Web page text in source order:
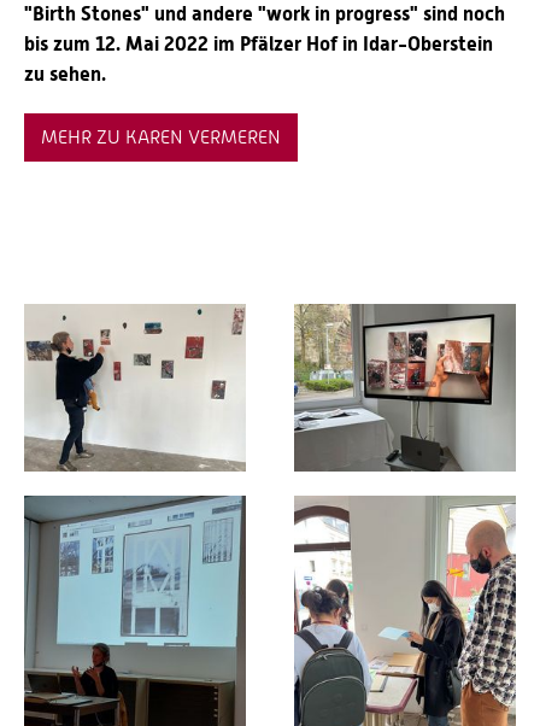
"Birth Stones" und andere "work in progress" sind noch
bis zum 12. Mai 2022 im Pfälzer Hof in Idar-Oberstein
zu sehen.
MEHR ZU KAREN VERMEREN